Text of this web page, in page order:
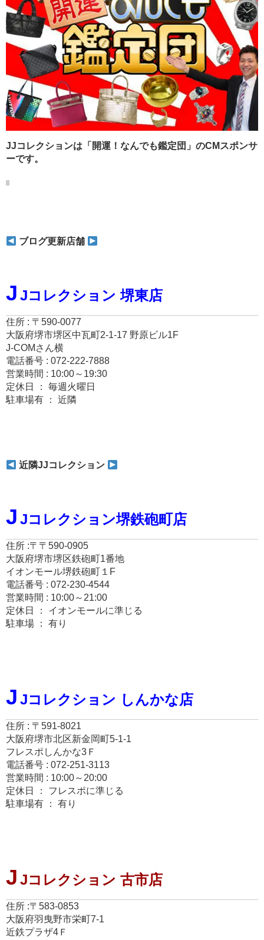
JJコレクションは「開運！なんでも鑑定団」のCMスポンサ
ーです。
ブログ更新店舗
J Jコレクション 堺東店
住所 : 〒590-0077
大阪府堺市堺区中瓦町2-1-17 野原ビル1F
J-COMさん横
電話番号 : 072-222-7888
営業時間 : 10:00～19:30
定休日 ： 毎週火曜日
駐車場有 ： 近隣
近隣JJコレクション
J Jコレクション堺鉄砲町店
住所 :〒〒590-0905
大阪府堺市堺区鉄砲町1番地
イオンモール堺鉄砲町１F
電話番号 : 072-230-4544
営業時間 : 10:00～21:00
定休日 ： イオンモールに準じる
駐車場 ： 有り
J Jコレクション しんかな店
住所 : 〒591-8021
大阪府堺市北区新金岡町5-1-1
フレスポしんかな3Ｆ
電話番号 : 072-251-3113
営業時間 : 10:00～20:00
定休日 ： フレスポに準じる
駐車場有 ： 有り
J Jコレクション 古市店
住所 :〒583-0853
大阪府羽曳野市栄町7-1
近鉄プラザ4Ｆ